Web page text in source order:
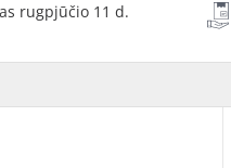
rugpjūčio 11 d.